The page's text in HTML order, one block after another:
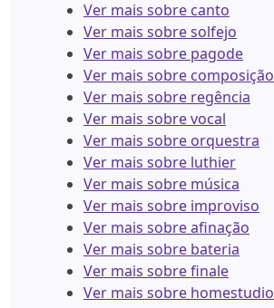
Ver mais sobre canto
Ver mais sobre solfejo
Ver mais sobre pagode
Ver mais sobre composição
Ver mais sobre regência
Ver mais sobre vocal
Ver mais sobre orquestra
Ver mais sobre luthier
Ver mais sobre música
Ver mais sobre improviso
Ver mais sobre afinação
Ver mais sobre bateria
Ver mais sobre finale
Ver mais sobre homestudio